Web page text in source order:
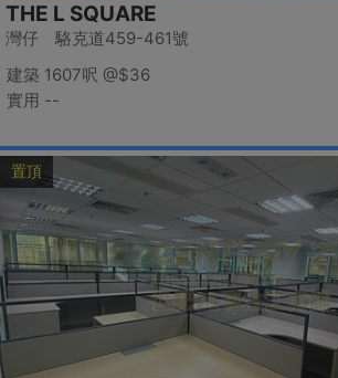
THE L SQUARE
灣仔 駱克道459-461號
建築 1607呎 @$36
實用 --
置頂